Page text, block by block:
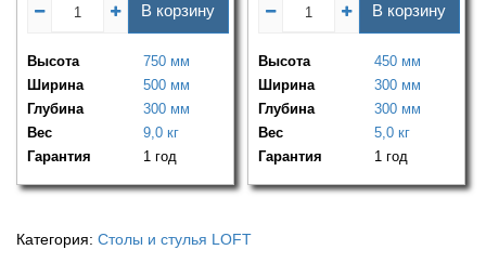
В корзину
Высота
750 мм
Ширина
500 мм
Глубина
300 мм
Вес
9,0 кг
Гарантия
1 год
В корзину
Высота
450 мм
Ширина
300 мм
Глубина
300 мм
Вес
5,0 кг
Гарантия
1 год
Категория: Столы и стулья LOFT